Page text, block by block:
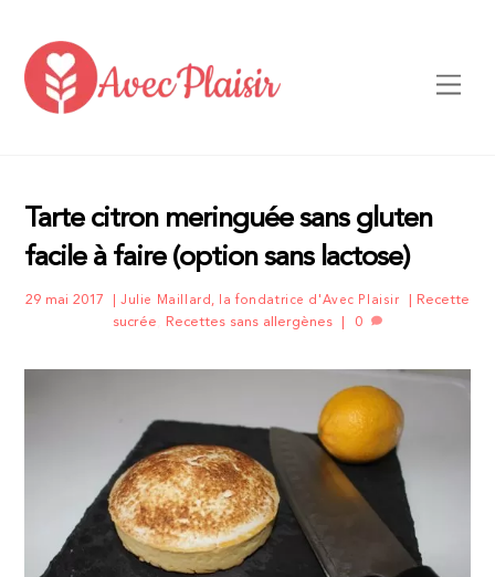
content
Tarte citron meringuée sans gluten
facile à faire (option sans lactose)
29 mai 2017 Julie Maillard, la fondatrice d'Avec Plaisir
Recette
sucrée
Recettes sans allergènes 0